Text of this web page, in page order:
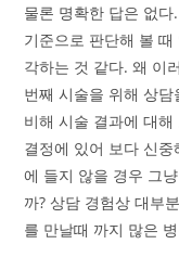
물론 명확한 답은 없
기준으로 판단해 볼
각하는 것 같다. 왜 이
번째 시술을 위해 상
비해 시술 결과에 대
결정에 있어 보다 신
에 들지 않을 경우 그
까? 상담 경험상 대부
를 만날때 까지 많은